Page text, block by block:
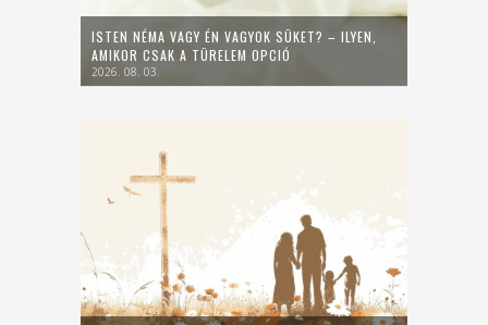
ISTEN NÉMA VAGY ÉN VAGYOK SÜKET? – ILYEN,
AMIKOR CSAK A TÜRELEM OPCIÓ
2026. 08. 03.